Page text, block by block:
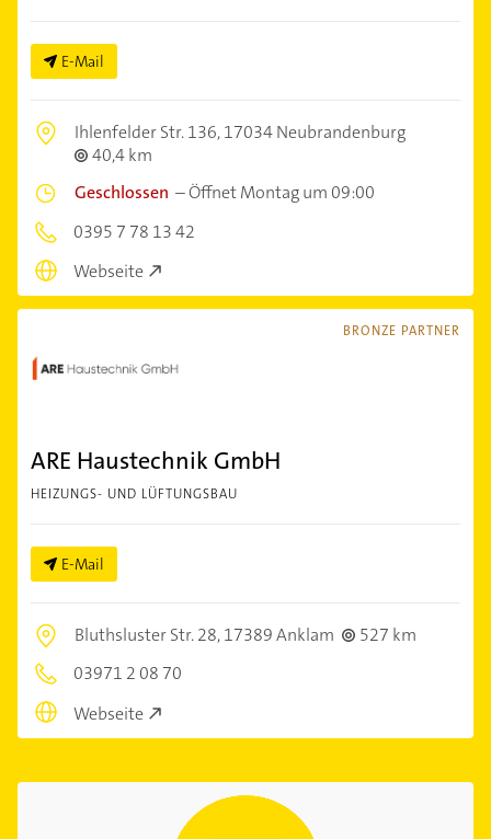
E-Mail
Ihlenfelder Str. 136,17034 Neubrandenburg
40,4 km
Geschlossen –Öffnet Montag um 09:00
0395 7 78 13 42
Webseite
BRONZE PARTNER
ARE Haustechnik GmbH
HEIZUNGS- UND LÜFTUNGSBAU
E-Mail
Bluthsluster Str. 28,17389 Anklam
527 km
03971 2 08 70
Webseite